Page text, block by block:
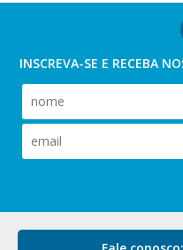
INSCREVA-SE E RECEBA